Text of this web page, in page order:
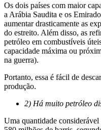
Os dois países com maior
a Arábia Saudita e os
aumentar drasticamente as
do estreito. Além disso, as
petróleo em combustíveis
capacidade máxima ou
na guerra).
Portanto, essa é fácil de
produção.
2) Há muito petróleo
Uma quantidade